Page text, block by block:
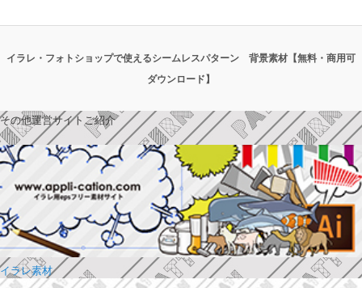
イラレ・フォトショップで使えるシームレスパターン 背景素材【無料・商用可
ダウンロード】
その他運営サイトご紹介
イラレ素材